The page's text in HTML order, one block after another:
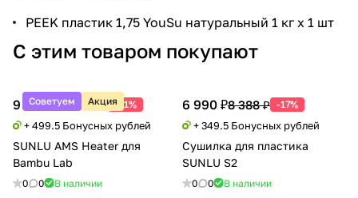
PEEK пластик 1,75 YouSu натуральный 1 кг x 1 шт
С этим товаром покупают
Советуем Акция
9 990 ₽20 388 ₽ -51%
+ 499.5 Бонусных рублей
SUNLU AMS Heater для
Bambu Lab
0 0 В наличии
6 990 ₽8 388 ₽ -17%
+ 349.5 Бонусных рублей
Сушилка для пластика
SUNLU S2
0 0 В наличии